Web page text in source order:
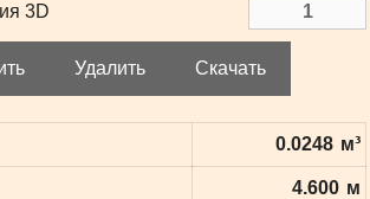
3D
Удалить Скачать
0.0248 м³
4.600 м